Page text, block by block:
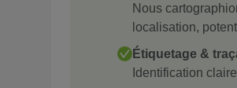
Nous
localisation,
Étiquetage &
Identification